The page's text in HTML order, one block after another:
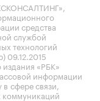
средства
службой
технологий
09.12.2015
«РБК»
информации
сфере связи,